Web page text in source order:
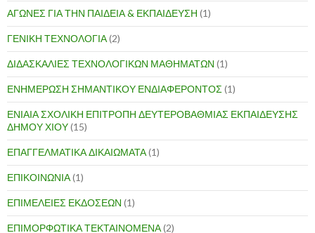
ΑΓΩΝΕΣ ΓΙΑ ΤΗΝ ΠΑΙΔΕΙΑ & ΕΚΠΑΙΔΕΥΣΗ (1)
ΓΕΝΙΚΗ ΤΕΧΝΟΛΟΓΙΑ(2)
ΔΙΔΑΣΚΑΛΙΕΣ ΤΕΧΝΟΛΟΓΙΚΩΝ ΜΑΘΗΜΑΤΩΝ (1)
ΕΝΗΜΕΡΩΣΗ ΣΗΜΑΝΤΙΚΟΥ ΕΝΔΙΑΦΕΡΟΝΤΟΣ (1)
ΕΝΙΑΙΑ ΣΧΟΛΙΚΗ ΕΠΙΤΡΟΠΗ ΔΕΥΤΕΡΟΒΑΘΜΙΑΣ ΕΚΠΑΙΔΕΥΣΗΣ
ΔΗΜΟΥ ΧΙΟΥ(15)
ΕΠΑΓΓΕΛΜΑΤΙΚΑ ΔΙΚΑΙΩΜΑΤΑ(1)
ΕΠΙΚΟΙΝΩΝΙΑ(1)
ΕΠΙΜΕΛΕΙΕΣ ΕΚΔΟΣΕΩΝ (1)
ΕΠΙΜΟΡΦΩΤΙΚΑ ΤΕΚΤΑΙΝΟΜΕΝΑ(2)